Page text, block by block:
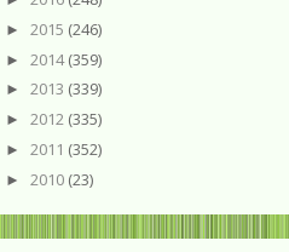
► 2015 (246)
► 2014(359)
► 2013 (339)
► 2012 (335)
► 2011 (352)
► 2010 (23)